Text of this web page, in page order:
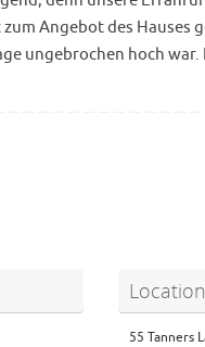
Angebot des Hauses
ungebrochen hoch
Location
55 Tanners